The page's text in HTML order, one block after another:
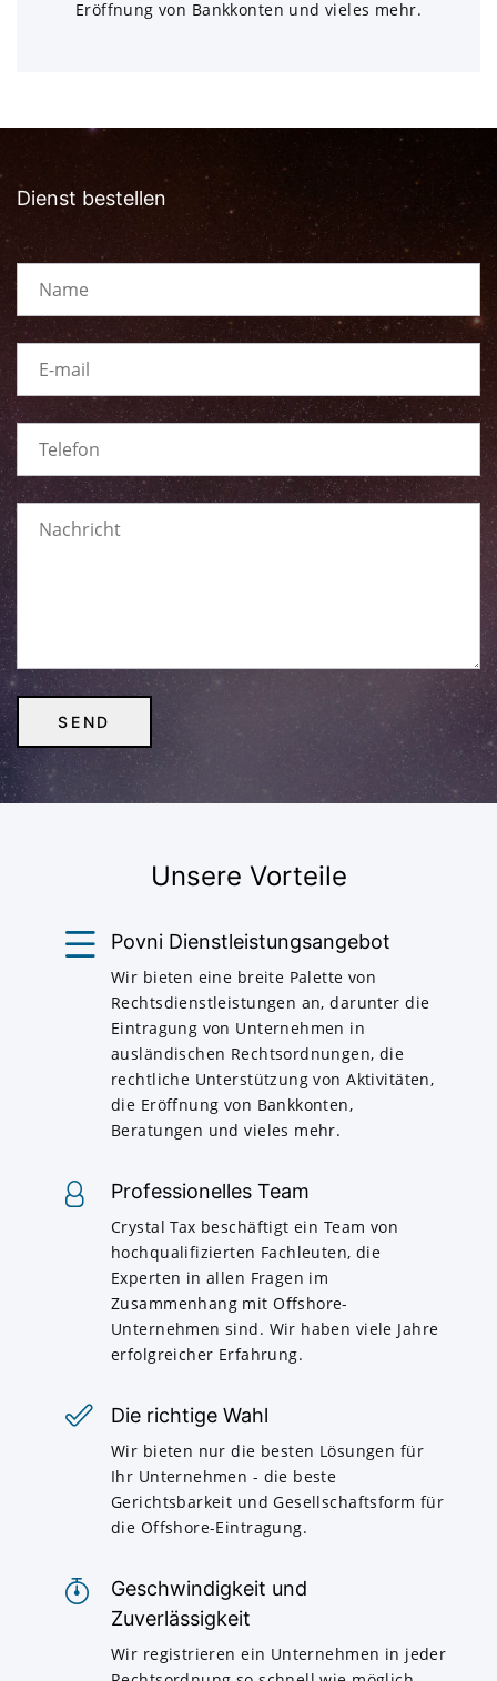
Eröffnung von Bankkonten und vieles mehr.
Dienst bestellen
Unsere Vorteile
Povni Dienstleistungsangebot
Wir bieten eine breite Palette von
Rechtsdienstleistungen an, darunter die
Eintragung von Unternehmen in
ausländischen Rechtsordnungen, die
rechtliche Unterstützung von Aktivitäten,
die Eröffnung von Bankkonten,
Beratungen und vieles mehr.
Professionelles Team
Crystal Tax beschäftigt ein Team von
hochqualifizierten Fachleuten, die
Experten in allen Fragen im
Zusammenhang mit Offshore-
Unternehmen sind. Wir haben viele Jahre
erfolgreicher Erfahrung.
Die richtige Wahl
Wir bieten nur die besten Lösungen für
Ihr Unternehmen - die beste
Gerichtsbarkeit und Gesellschaftsform für
die Offshore-Eintragung.
Geschwindigkeit und
Zuverlässigkeit
Wir registrieren ein Unternehmen in jeder